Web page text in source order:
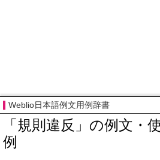
Weblio日本語例文用例辞書
「規則違反」の例文・
例